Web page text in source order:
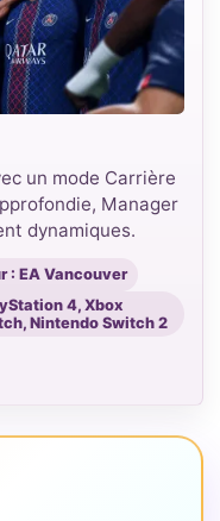
un mode Carrière
Manager
dynamiques.
: EA Vancouver
4, Xbox
Nintendo Switch 2